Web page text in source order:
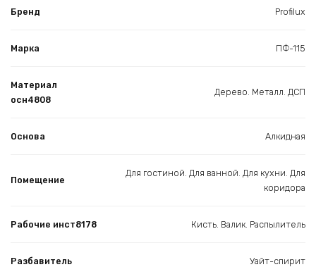
Бренд Profilux
Марка ПФ-115
Материал
осн4808
Дерево. Металл. ДСП
Основа Алкидная
Помещение
Для гостиной. Для ванной. Для кухни. Для
коридора
Рабочие инст8178 Кисть. Валик. Распылитель
Разбавитель Уайт-спирит